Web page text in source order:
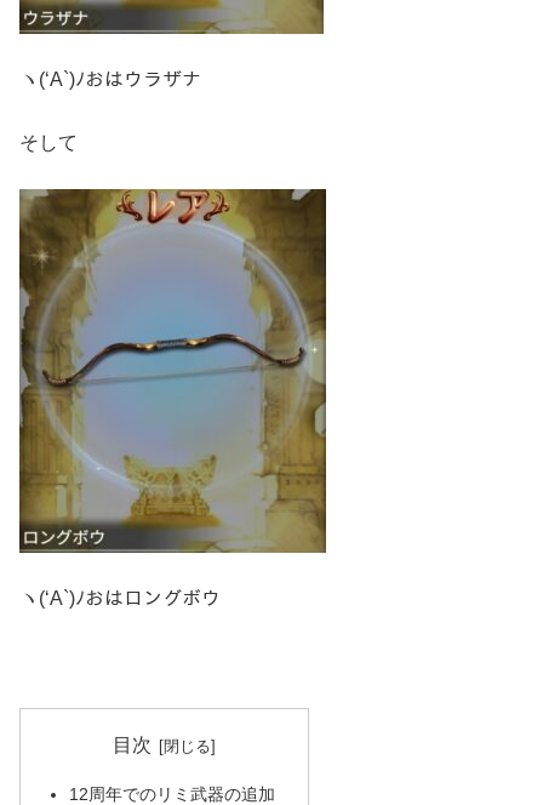
ヽ(‘A`)ﾉおはウラザナ
そして
ヽ(‘A`)ﾉおはロングボウ
目次
12周年でのリミ武器の追加